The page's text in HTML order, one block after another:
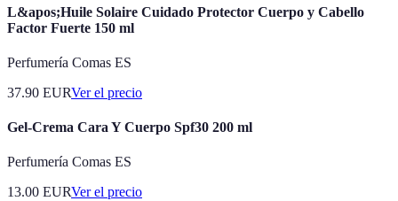
L&apos;Huile Solaire Cuidado Protector Cuerpo y Cabello
Factor Fuerte 150 ml
Perfumería Comas ES
37.90 EURVer el precio
Gel-Crema Cara Y Cuerpo Spf30 200 ml
Perfumería Comas ES
13.00 EURVer el precio